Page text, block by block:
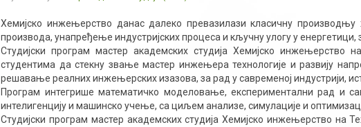
Хемијско инжењерство данас далеко превазилази класичну производњу
производа, унапређење индустријских процеса и кључну улогу у
Студијски програм мастер академских студија Хемијско инжењерство
студентима да стекну звање мастер инжењера технологије и развију
решавање реалних инжењерских изазова, за рад у савременој индустрији,
Програм интегрише математичко моделовање, експериментални рад и
интелигенцију и машинско учење, са циљем анализе, симулације и
Студијски програм мастер академских студија Хемијско инжењерство